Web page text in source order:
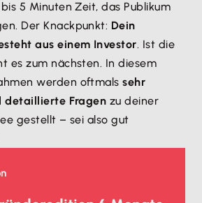
5 Minuten Zeit, das Publikum
Der Knackpunkt: Dein
aus einem Investor. Ist die
es zum nächsten. In diesem
werden oftmalssehr
detaillierte Fragen zu deiner
gestellt – sei also gut